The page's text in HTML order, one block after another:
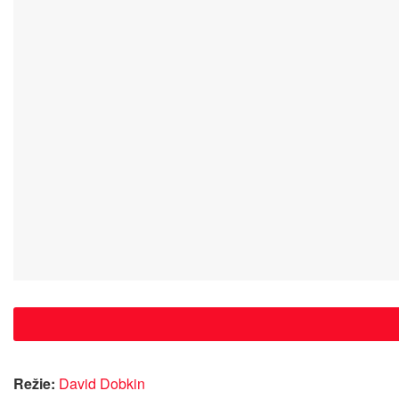
Režie: David Dobkin